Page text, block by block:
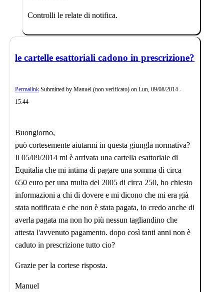
Controlli le relate di notifica.
le cartelle esattoriali cadono in prescrizione?
Permalink Submitted by Manuel (non verificato) on Lun, 09/08/2014 -
15:44
Buongiorno,
può cortesemente aiutarmi in questa giungla normativa?
Il 05/09/2014 mi è arrivata una cartella esattoriale di
Equitalia che mi intima di pagare una somma di circa
650 euro per una multa del 2005 di circa 250, ho chiesto
informazioni a chi di dovere e mi dicono che mi era già
stata notificata e che non è stata pagata, io credo anche di
averla pagata ma non ho più nessun tagliandino che
attesta l'avvenuto pagamento. dopo così tanti anni non è
caduto in prescrizione tutto cio?
Grazie per la cortese risposta.
Manuel